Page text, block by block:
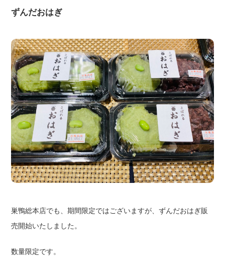
ずんだおはぎ
巣鴨総本店でも、期間限定ではございますが、ずんだおはぎ販
売開始いたしました。
数量限定です。